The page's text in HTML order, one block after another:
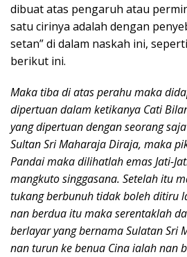
dibuat atas pengaruh atau
satu cirinya adalah dengan
setan” di dalam naskah ini,
berikut ini.
Maka tiba di atas perahu maka
dipertuan dalam ketikanya Cati
yang dipertuan dengan seorang
Sultan Sri Maharaja Diraja, maka
Pandai maka dilihatlah emas Jati-
mangkuto singgasana. Setelah itu
tukang berbunuh tidak boleh ditiru
nan berdua itu maka serentaklah
berlayar yang bernama Sulatan Sri
nan turun ke benua Cina ialah nan